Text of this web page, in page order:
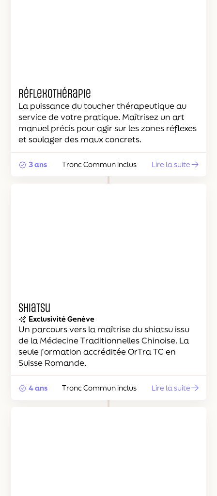
Réflexothérapie
La puissance du toucher thérapeutique au
service de votre pratique. Maîtrisez un art
manuel précis pour agir sur les zones réflexes
et soulager des maux concrets.
3 ans Tronc Commun inclus Lire la suite
Shiatsu
Exclusivité Genève
Un parcours vers la maîtrise du shiatsu issu
de la Médecine Traditionnelles Chinoise. La
seule formation accréditée OrTra TC en
Suisse Romande.
4 ans Tronc Commun inclus Lire la suite